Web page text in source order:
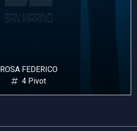
ROSA FEDERICO
4 Pivot